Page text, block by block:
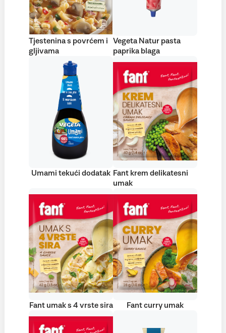
Tjestenina s povrćem i
gljivama
Vegeta Natur pasta
paprika blaga
Umami tekući dodatak Fant krem delikatesni
umak
Fant umak s 4 vrste sira Fant curry umak